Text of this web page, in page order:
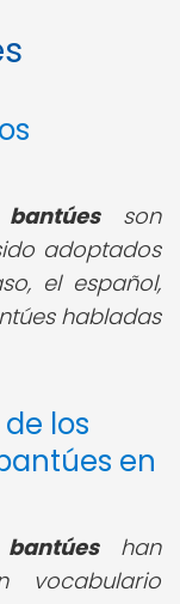
son
adoptados
el español,
habladas
los
en
han
vocabulario